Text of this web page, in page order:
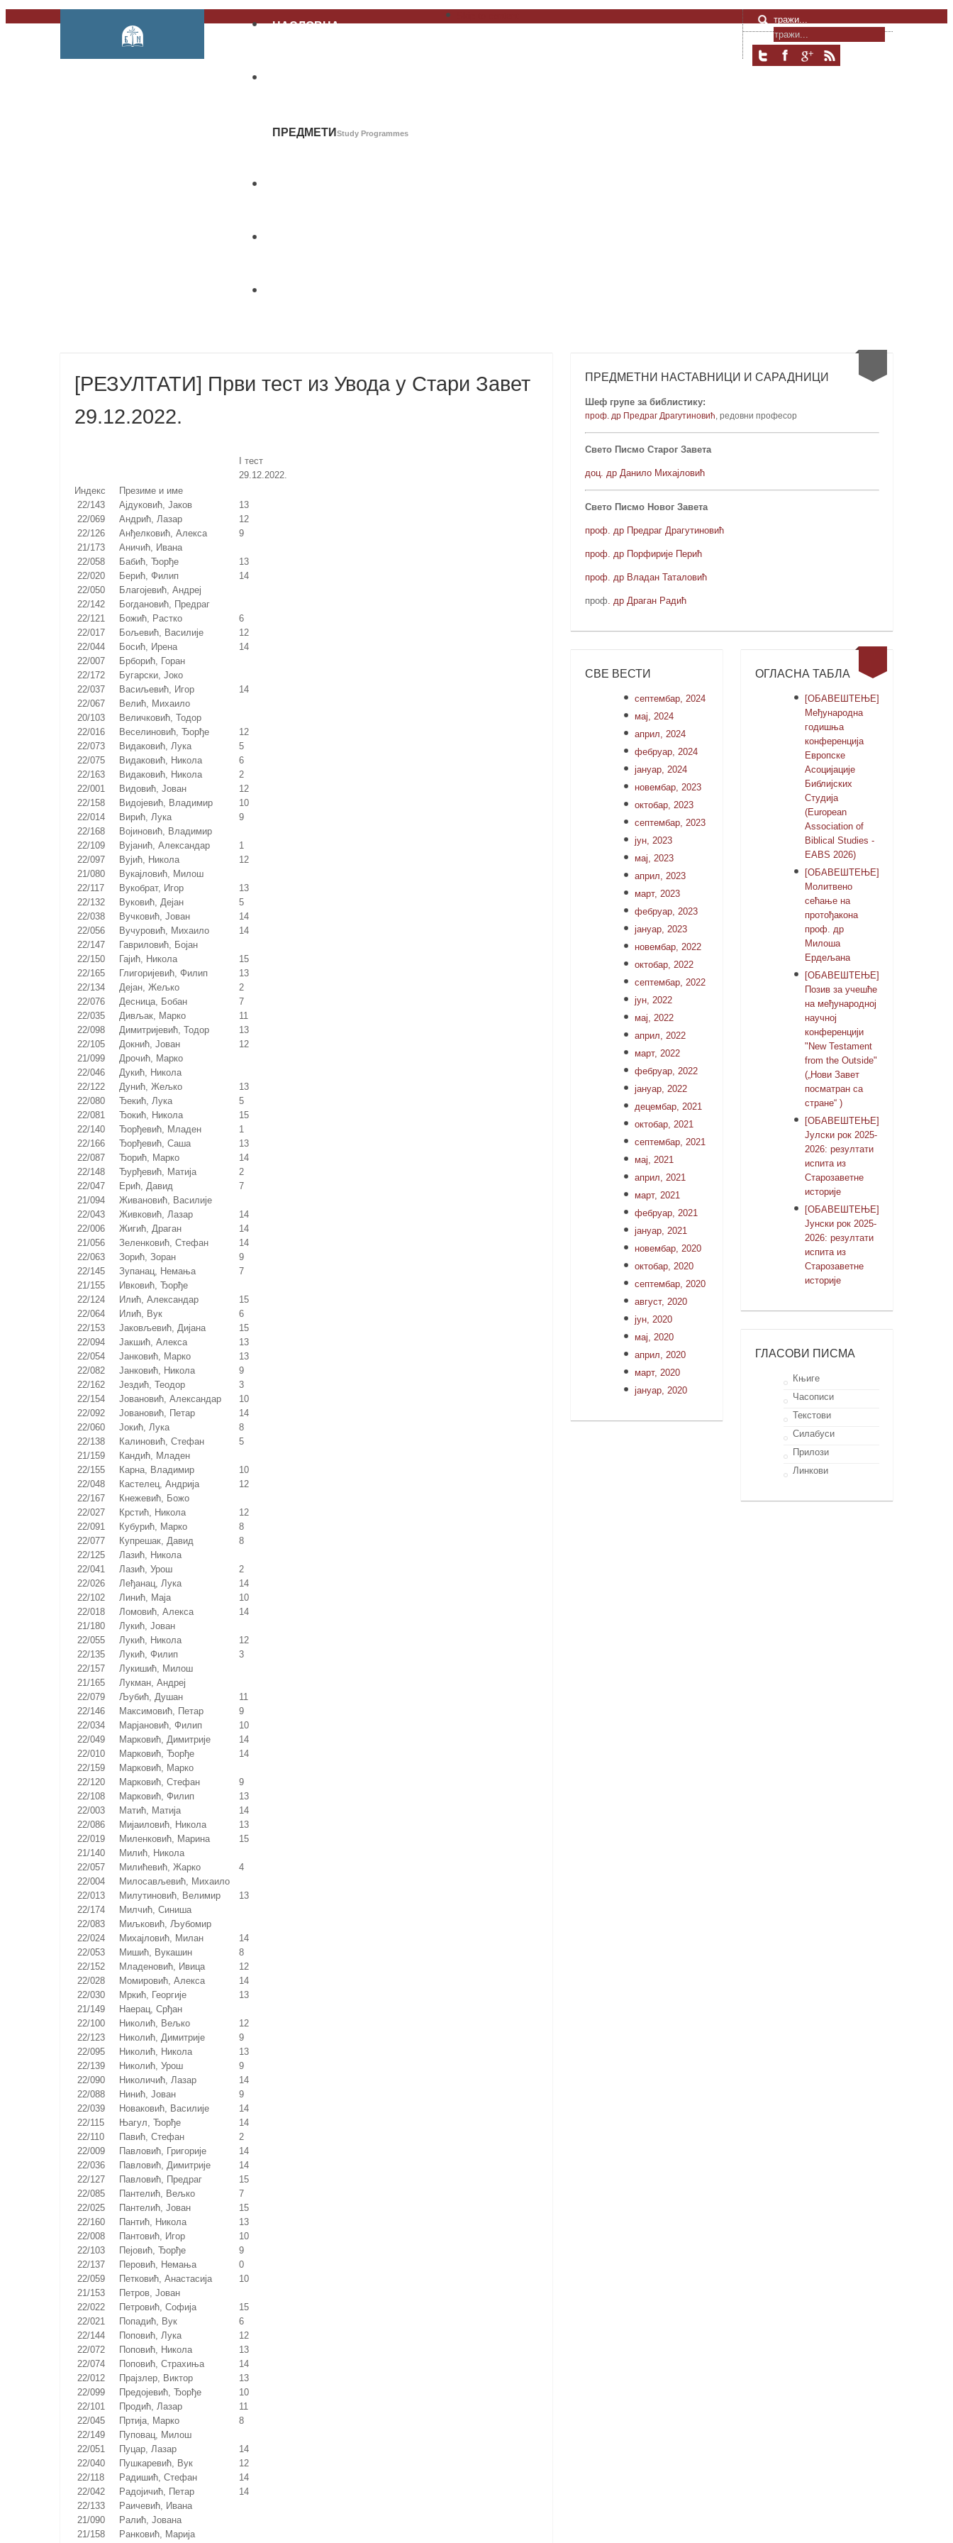
НАСЛОВНА
ПРЕДМЕТИStudy Programmes
тражи...
[РЕЗУЛТАТИ] Први тест из Увода у Стари Завет
29.12.2022.
I тест
29.12.2022.
Индекс
Презиме и име
22/143
Ајдуковић, Јаков
13
22/069
Андрић, Лазар
12
22/126
Анђелковић, Алекса
9
21/173
Аничић, Ивана
22/058
Бабић, Ђорђе
13
22/020
Берић, Филип
14
22/050
Благојевић, Андреј
22/142
Богдановић, Предраг
22/121
Божић, Растко
6
22/017
Бољевић, Василије
12
22/044
Босић, Ирена
14
22/007
Брборић, Горан
22/172
Бугарски, Јоко
22/037
Васиљевић, Игор
14
22/067
Велић, Михаило
20/103
Величковић, Тодор
22/016
Веселиновић, Ђорђе
12
22/073
Видаковић, Лука
5
22/075
Видаковић, Никола
6
22/163
Видаковић, Никола
2
22/001
Видовић, Јован
12
22/158
Видојевић, Владимир
10
22/014
Вирић, Лука
9
22/168
Војиновић, Владимир
22/109
Вујанић, Александар
1
22/097
Вујић, Никола
12
21/080
Вукајловић, Милош
22/117
Вукобрат, Игор
13
22/132
Вуковић, Дејан
5
22/038
Вучковић, Јован
14
22/056
Вучуровић, Михаило
14
22/147
Гавриловић, Бојан
22/150
Гајић, Никола
15
22/165
Глигоријевић, Филип
13
22/134
Дејан, Жељко
2
22/076
Десница, Бобан
7
22/035
Дивљак, Марко
11
22/098
Димитријевић, Тодор
13
22/105
Докнић, Јован
12
21/099
Дрочић, Марко
22/046
Дукић, Никола
22/122
Дунић, Жељко
13
22/080
Ђекић, Лука
5
22/081
Ђокић, Никола
15
22/140
Ђорђевић, Младен
1
22/166
Ђорђевић, Саша
13
22/087
Ђорић, Марко
14
22/148
Ђурђевић, Матија
2
22/047
Ерић, Давид
7
21/094
Живановић, Василије
22/043
Живковић, Лазар
14
22/006
Жигић, Драган
14
21/056
Зеленковић, Стефан
14
22/063
Зорић, Зоран
9
22/145
Зупанац, Немања
7
21/155
Ивковић, Ђорђе
22/124
Илић, Александар
15
22/064
Илић, Вук
6
22/153
Јаковљевић, Дијана
15
22/094
Јакшић, Алекса
13
22/054
Јанковић, Марко
13
22/082
Јанковић, Никола
9
22/162
Јездић, Теодор
3
22/154
Јовановић, Александар
10
22/092
Јовановић, Петар
14
22/060
Јокић, Лука
8
22/138
Калиновић, Стефан
5
21/159
Кандић, Младен
22/155
Карна, Владимир
10
22/048
Кастелец, Андрија
12
22/167
Кнежевић, Божо
22/027
Крстић, Никола
12
22/091
Кубурић, Марко
8
22/077
Купрешак, Давид
8
22/125
Лазић, Никола
22/041
Лазић, Урош
2
22/026
Леђанац, Лука
14
22/102
Линић, Маја
10
22/018
Ломовић, Алекса
14
21/180
Лукић, Јован
22/055
Лукић, Никола
12
22/135
Лукић, Филип
3
22/157
Лукишић, Милош
21/165
Лукман, Андреј
22/079
Љубић, Душан
11
22/146
Максимовић, Петар
9
22/034
Марјановић, Филип
10
22/049
Марковић, Димитрије
14
22/010
Марковић, Ђорђе
14
22/159
Марковић, Марко
22/120
Марковић, Стефан
9
22/108
Марковић, Филип
13
22/003
Матић, Матија
14
22/086
Мијаиловић, Никола
13
22/019
Миленковић, Марина
15
21/140
Милић, Никола
22/057
Милићевић, Жарко
4
22/004
Милосављевић, Михаило
22/013
Милутиновић, Велимир
13
22/174
Милчић, Синиша
22/083
Миљковић, Љубомир
22/024
Михајловић, Милан
14
22/053
Мишић, Вукашин
8
22/152
Младеновић, Ивица
12
22/028
Момировић, Алекса
14
22/030
Мркић, Георгије
13
21/149
Наерац, Срђан
22/100
Николић, Вељко
12
22/123
Николић, Димитрије
9
22/095
Николић, Никола
13
22/139
Николић, Урош
9
22/090
Николичић, Лазар
14
22/088
Нинић, Јован
9
22/039
Новаковић, Василије
14
22/115
Њагул, Ђорђе
14
22/110
Павић, Стефан
2
22/009
Павловић, Григорије
14
22/036
Павловић, Димитрије
14
22/127
Павловић, Предраг
15
22/085
Пантелић, Вељко
7
22/025
Пантелић, Јован
15
22/160
Пантић, Никола
13
22/008
Пантовић, Игор
10
22/103
Пејовић, Ђорђе
9
22/137
Перовић, Немања
0
22/059
Петковић, Анастасија
10
21/153
Петров, Јован
22/022
Петровић, Софија
15
22/021
Попадић, Вук
6
22/144
Поповић, Лука
12
22/072
Поповић, Никола
13
22/074
Поповић, Страхиња
14
22/012
Прајзлер, Виктор
13
22/099
Предојевић, Ђорђе
10
22/101
Продић, Лазар
11
22/045
Пртија, Марко
8
22/149
Пуповац, Милош
22/051
Пуцар, Лазар
14
22/040
Пушкаревић, Вук
12
22/118
Радишић, Стефан
14
22/042
Радојичић, Петар
14
22/133
Раичевић, Ивана
21/090
Ралић, Јована
21/158
Ранковић, Марија
ПРЕДМЕТНИ НАСТАВНИЦИ И САРАДНИЦИ
Шеф групе за библистику:
проф. др Предраг Драгутиновић , редовни професор
Свето Писмо Старог Завета
доц. др Данило Михајловић
Свето Писмо Новог Завета
проф. др Предраг Драгутиновић
проф. др Порфирије Перић
проф. др Владан Таталовић
проф . др Драган Радић
СВЕ ВЕСТИ
септембар, 2024
мај, 2024
април, 2024
фебруар, 2024
јануар, 2024
новембар, 2023
октобар, 2023
септембар, 2023
јун, 2023
мај, 2023
април, 2023
март, 2023
фебруар, 2023
јануар, 2023
новембар, 2022
октобар, 2022
септембар, 2022
јун, 2022
мај, 2022
април, 2022
март, 2022
фебруар, 2022
јануар, 2022
децембар, 2021
октобар, 2021
септембар, 2021
мај, 2021
април, 2021
март, 2021
фебруар, 2021
јануар, 2021
новембар, 2020
октобар, 2020
септембар, 2020
август, 2020
јун, 2020
мај, 2020
април, 2020
март, 2020
јануар, 2020
ОГЛАСНА ТАБЛА
[ОБАВЕШТЕЊЕ]
Међународна
годишња
конференција
Европске
Асоцијације
Библијских
Студија
(European
Association of
Biblical Studies -
EABS 2026)
[ОБАВЕШТЕЊЕ]
Молитвено
сећање на
протођакона
проф. др
Милоша
Ердељана
[ОБАВЕШТЕЊЕ]
Позив за учешће
на међународној
научној
конференцији
"New Testament
from the Outside"
(„Нови Завет
посматран са
стране“ )
[ОБАВЕШТЕЊЕ]
Јулски рок 2025-
2026: резултати
испита из
Старозаветне
историје
[ОБАВЕШТЕЊЕ]
Јунски рок 2025-
2026: резултати
испита из
Старозаветне
историје
ГЛАСОВИ ПИСМА
Књиге
Часописи
Текстови
Силабуси
Прилози
Линкови